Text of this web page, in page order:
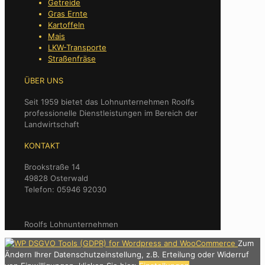
Getreide
Gras Ernte
Kartoffeln
Mais
LKW-Transporte
Straßenfräse
ÜBER UNS
Seit 1959 bietet das Lohnunternehmen Roolfs
professionelle Dienstleistungen im Bereich der
Landwirtschaft
KONTAKT
Brookstraße 14
49828 Osterwald
Telefon: 05946 92030
Roolfs Lohnunternehmen
Zum
Ändern Ihrer Datenschutzeinstellung, z.B. Erteilung oder Widerruf